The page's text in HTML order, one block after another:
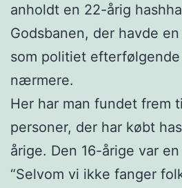
anholdt en 22-årig
Godsbanen, der havde
som politiet
nærmere.
Her har man fundet frem
personer, der har købt
årige. Den 16-årige var
“Selvom vi ikke fanger